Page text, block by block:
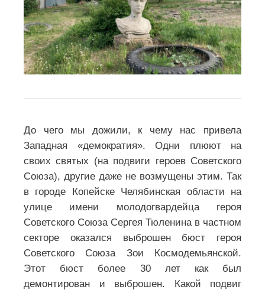
До чего мы дожили, к чему нас привела
Западная «демократия». Одни плюют на
своих святых (на подвиги героев Советского
Союза), другие даже не возмущены этим. Так
в городе Копейске Челябинская области на
улице имени молодогвардейца героя
Советского Союза Сергея Тюленина в частном
секторе оказался выброшен бюст героя
Советского Союза Зои Космодемьянской.
Этот бюст более 30 лет как был
демонтирован и выброшен. Какой подвиг